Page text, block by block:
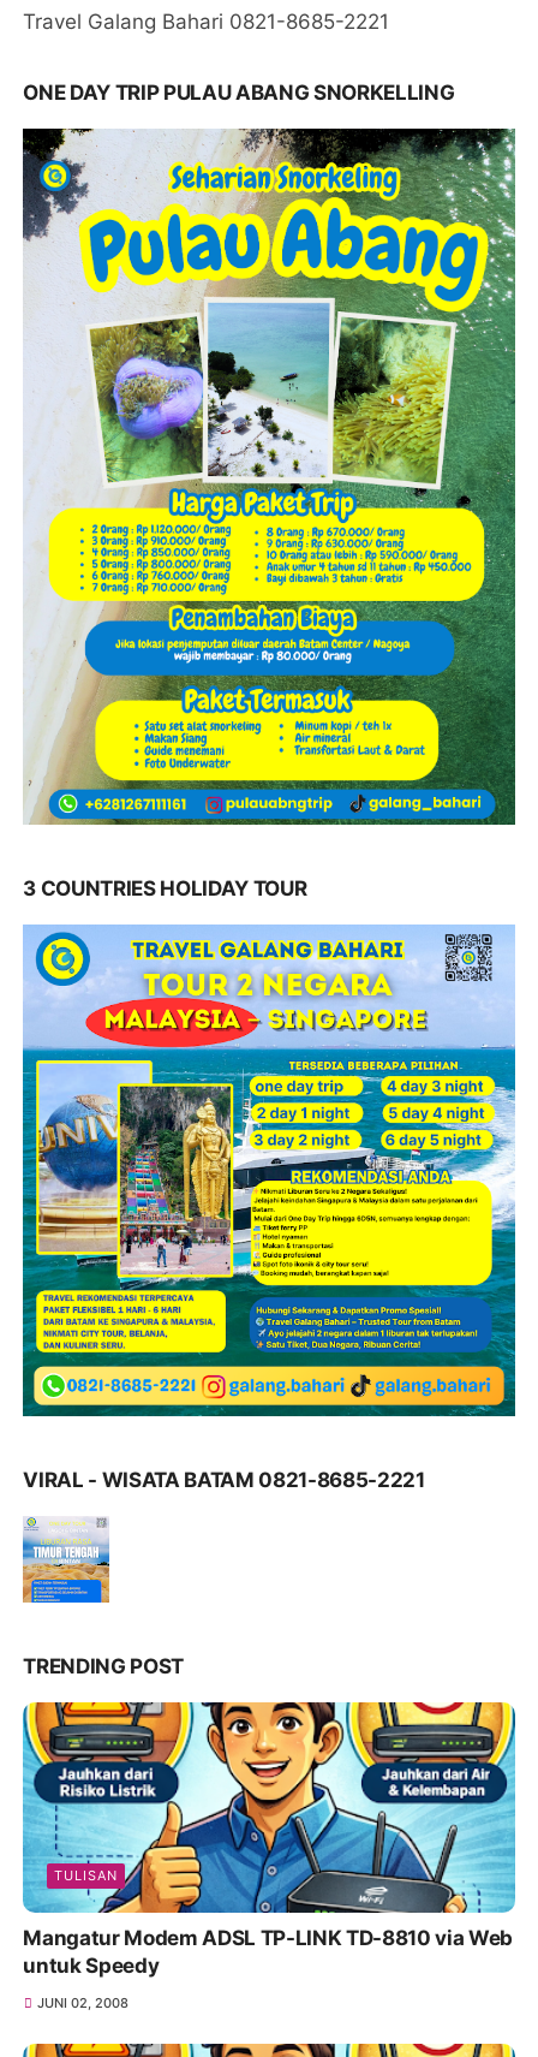
Travel Galang Bahari 0821-8685-2221
ONE DAY TRIP PULAU ABANG SNORKELLING
3 COUNTRIES HOLIDAY TOUR
VIRAL - WISATA BATAM 0821-8685-2221
TRENDING POST
TULISAN
Mangatur Modem ADSL TP-LINK TD-8810 via Web
untuk Speedy
JUNI 02, 2008